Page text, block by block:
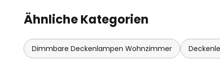
Ähnliche Kategorien
Dimmbare Deckenlampen Wohnzimmer